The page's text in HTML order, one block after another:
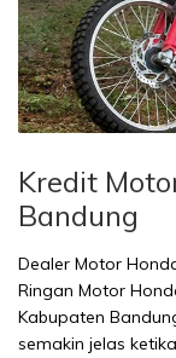
Kredit
Bandung
Dealer Motor
Ringan Motor
Kabupaten
semakin jelas